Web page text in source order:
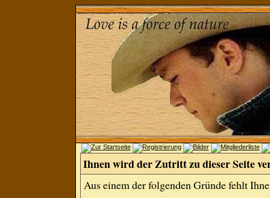
Ihnen wird der Zutritt zu dieser Seite
Aus einem der folgenden Gründe fehlt